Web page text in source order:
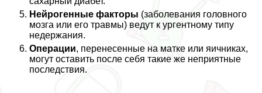
Нейрогенные факторы (заболевания головного
мозга или его травмы) ведут к ургентному типу
недержания.
Операции, перенесенные на матке или яичниках,
могут оставить после себя такие же неприятные
последствия.